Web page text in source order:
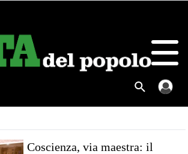
Coscienza, via maestra: il